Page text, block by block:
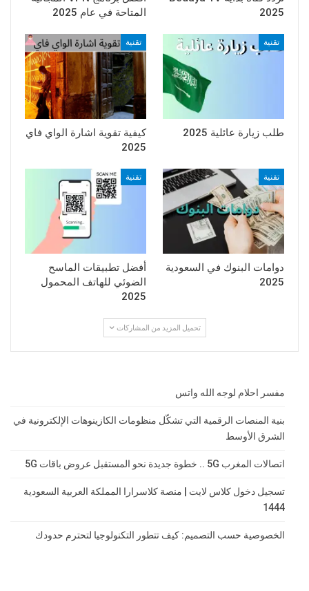
2025
المتاحة في عام 2025
تقنية
طلب زيارة عائلية 2025
تقنية
كيفية تقوية اشارة الواي فاي
2025
تقنية
دوامات البنوك في السعودية
2025
تقنية
أفضل تطبيقات الماسح
الضوئي للهاتف المحمول
2025
تحميل المزيد من المشاركات
مفسر احلام لوجه الله واتس
بنية المنصات الرقمية التي تشكّل منظومات الكازينوهات الإلكترونية في
الشرق الأوسط
اتصالات المغرب 5G .. خطوة جديدة نحو المستقبل عروض باقات 5G
تسجيل دخول كلاس لايت | منصة كلاسرارا المملكة العربية السعودية
1444
الخصوصية حسب التصميم: كيف تتطور التكنولوجيا لتحترم حدودك